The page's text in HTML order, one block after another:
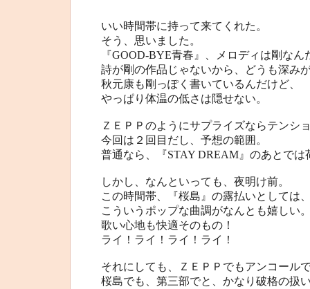
いい時間帯に持って来てくれた。
そう、思いました。
『GOOD-BYE青春』、メロディは剛なん
詩が剛の作品じゃないから、どうも深み
秋元康も剛っぽく書いているんだけど、
やっぱり体温の低さは隠せない。
ＺＥＰＰのようにサプライズならテンシ
今回は２回目だし、予想の範囲。
普通なら、『STAY DREAM』のあとでは
しかし、なんといっても、夜明け前。
この時間帯、『桜島』の露払いとしては
こういうポップな曲調がなんとも嬉しい
歌い心地も快適そのもの！
ライ！ライ！ライ！ライ！
それにしても、ＺＥＰＰでもアンコール
桜島でも、第三部でと、かなり破格の扱